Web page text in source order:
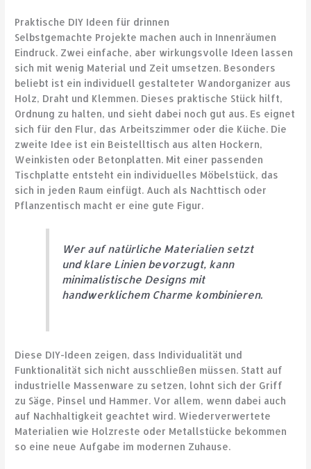
Praktische DIY Ideen für drinnen
Selbstgemachte Projekte machen auch in Innenräumen
Eindruck. Zwei einfache, aber wirkungsvolle Ideen lassen
sich mit wenig Material und Zeit umsetzen. Besonders
beliebt ist ein individuell gestalteter Wandorganizer aus
Holz, Draht und Klemmen. Dieses praktische Stück hilft,
Ordnung zu halten, und sieht dabei noch gut aus. Es eignet
sich für den Flur, das Arbeitszimmer oder die Küche. Die
zweite Idee ist ein Beistelltisch aus alten Hockern,
Weinkisten oder Betonplatten. Mit einer passenden
Tischplatte entsteht ein individuelles Möbelstück, das
sich in jeden Raum einfügt. Auch als Nachttisch oder
Pflanzentisch macht er eine gute Figur.
Wer auf natürliche Materialien setzt
und klare Linien bevorzugt, kann
minimalistische Designs mit
handwerklichem Charme kombinieren.
Diese DIY-Ideen zeigen, dass Individualität und
Funktionalität sich nicht ausschließen müssen. Statt auf
industrielle Massenware zu setzen, lohnt sich der Griff
zu Säge, Pinsel und Hammer. Vor allem, wenn dabei auch
auf Nachhaltigkeit geachtet wird. Wiederverwertete
Materialien wie Holzreste oder Metallstücke bekommen
so eine neue Aufgabe im modernen Zuhause.